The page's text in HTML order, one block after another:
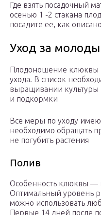
Где взять посадочный
осенью 1 -2 стакана
посадите ее, как
Уход за
Плодоношение клюквы
ухода. В список
выращивании культуры
и подкормки
Все меры по уходу
необходимо обращать
не погубить растения
Полив
Особенность клюквы —
Оптимальный уровень
можно использовать
Первые 14 дней после